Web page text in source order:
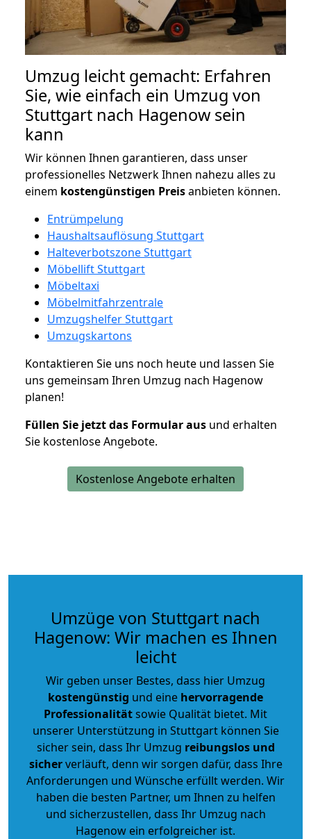
Umzug leicht gemacht: Erfahren
Sie, wie einfach ein Umzug von
Stuttgart nach Hagenow sein
kann
Wir können Ihnen garantieren, dass unser
professionelles Netzwerk Ihnen nahezu alles zu
einem kostengünstigen Preisanbieten können.
Entrümpelung
Haushaltsauflösung Stuttgart
Halteverbotszone Stuttgart
Möbellift Stuttgart
Möbeltaxi
Möbelmitfahrzentrale
Umzugshelfer Stuttgart
Umzugskartons
Kontaktieren Sie uns noch heute und lassen Sie
uns gemeinsam Ihren Umzug nach Hagenow
planen!
Füllen Sie jetzt das Formular aus und erhalten
Sie kostenlose Angebote.
Kostenlose Angebote erhalten
Umzüge von Stuttgart nach
Hagenow: Wir machen es Ihnen
leicht
Wir geben unser Bestes, dass hier Umzug
kostengünstig und eine hervorragende
Professionalitätsowie Qualität bietet. Mit
unserer Unterstützung in Stuttgart können Sie
sicher sein, dass Ihr Umzug reibungslos und
sicherverläuft, denn wir sorgen dafür, dass Ihre
Anforderungen und Wünsche erfüllt werden. Wir
haben die besten Partner, um Ihnen zu helfen
und sicherzustellen, dass Ihr Umzug nach
Hagenow ein erfolgreicher ist.